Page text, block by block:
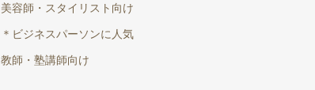
美容師・スタイリスト向け
＊ビジネスパーソンに人気
教師・塾講師向け